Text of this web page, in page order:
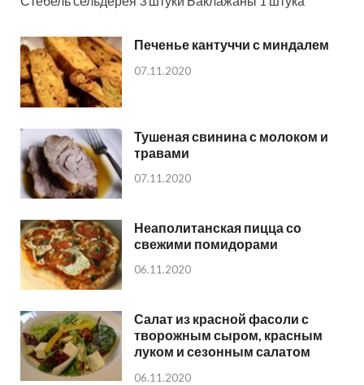
Печенье кантуччи с миндалем
07.11.2020
Тушеная свинина с молоком и
травами
07.11.2020
Неаполитанская пицца со
свежими помидорами
06.11.2020
Салат из красной фасоли с
творожным сыром, красным
луком и сезонным салатом
06.11.2020